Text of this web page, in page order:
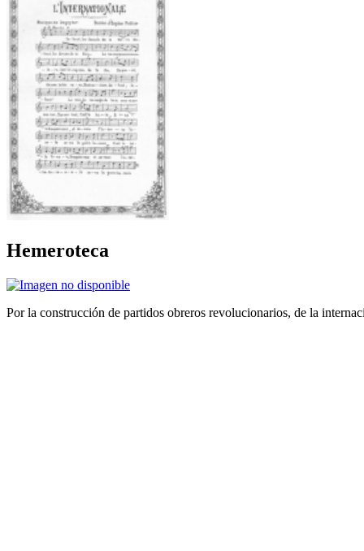
Hemeroteca
Por la construcción de partidos obreros revolucionarios, de la